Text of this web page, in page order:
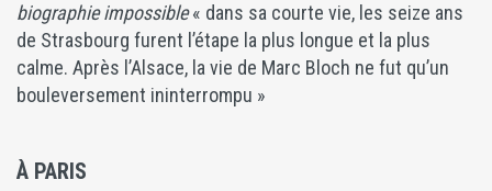
biographie impossible« dans sa courte vie, les seize ans
de Strasbourg furent l’étape la plus longue et la plus
calme. Après l’Alsace, la vie de Marc Bloch ne fut qu’un
bouleversement ininterrompu »
À PARIS